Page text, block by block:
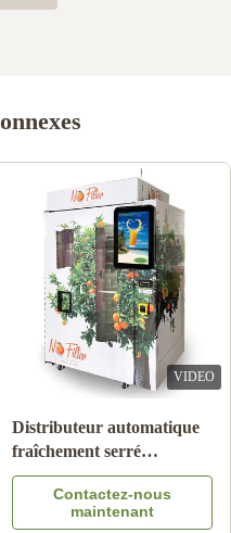
VIDEO
Distributeur automatique
fraîchement serré
automatique de jus
d'orange pour le message
publicitaire
Contactez-nous
maintenant